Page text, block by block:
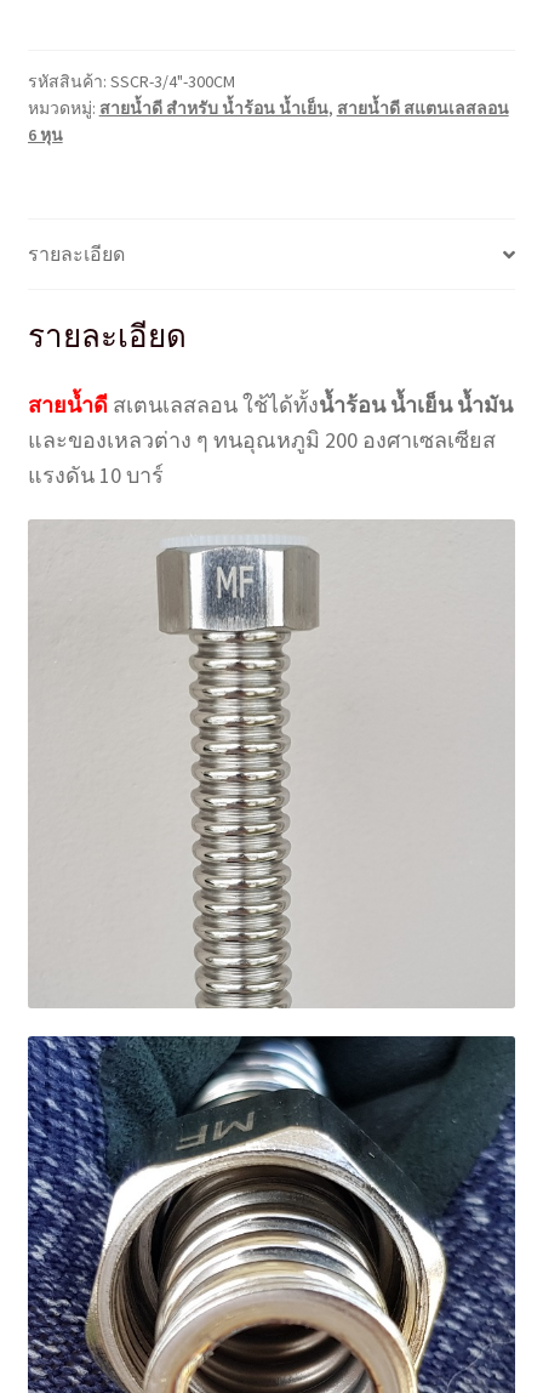
น้ำ
เย็น
ส
3/4"
ซม.
เมตร)
ชิ้น
รหัสสินค้า: SSCR-3/4"-300CM
หมวดหมู่: สายน้ำดี สำหรับ น้ำร้อน น้ำเย็น, สายน้ำดี สแตนเลสลอน
6 หุน
รายละเอียด
รายละเอียด
สายน้ำดีสเตนเลสลอน ใช้ได้ทั้งน้ำร้อน น้ำเย็น น้ำมัน
และของเหลวต่าง ๆ ทนอุณหภูมิ 200 องศาเซลเซียส
แรงดัน 10 บาร์